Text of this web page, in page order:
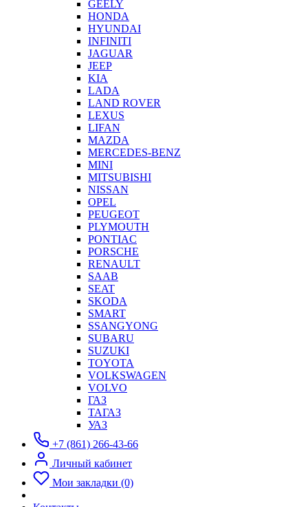
GEELY
HONDA
HYUNDAI
INFINITI
JAGUAR
JEEP
KIA
LADA
LAND ROVER
LEXUS
LIFAN
MAZDA
MERCEDES-BENZ
MINI
MITSUBISHI
NISSAN
OPEL
PEUGEOT
PLYMOUTH
PONTIAC
PORSCHE
RENAULT
SAAB
SEAT
SKODA
SMART
SSANGYONG
SUBARU
SUZUKI
TOYOTA
VOLKSWAGEN
VOLVO
ГАЗ
ТАГАЗ
УАЗ
+7 (861) 266-43-66
Личный кабинет
Мои закладки (0)